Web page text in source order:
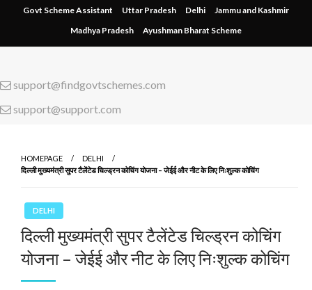
content
Govt Scheme Assistant Uttar Pradesh Delhi
Jammu and Kashmir
Madhya Pradesh
Ayushman Bharat Scheme
support@findgovtschemes.com
support@support.com
HOMEPAGE
DELHI
दिल्ली मुख्यमंत्री सुपर टैलेंटेड चिल्ड्रन कोचिंग योजना – जेईई और नीट के लिए निःशुल्क कोचिंग
DELHI
दिल्ली मुख्यमंत्री सुपर टैलेंटेड चिल्ड्रन कोचिंग
योजना – जेईई और नीट के लिए निःशुल्क कोचिंग